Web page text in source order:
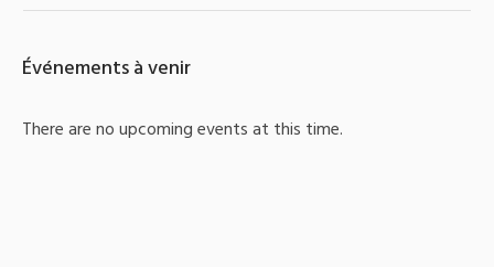
Événements à venir
There are no upcoming events at this time.